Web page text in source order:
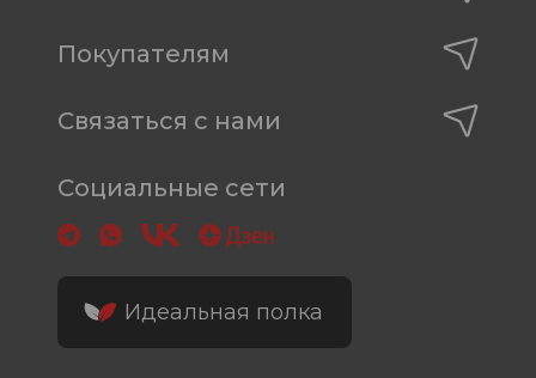
Покупателям
Связаться с нами
Социальные сети
Идеальная полка